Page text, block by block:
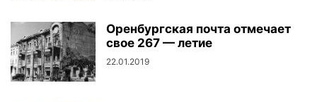
Оренбургская почта отмечает
свое 267 — летие
22.01.2019